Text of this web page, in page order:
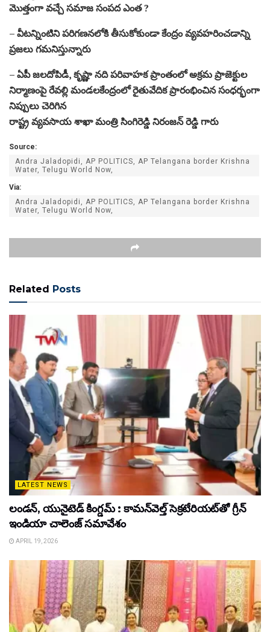
మొత్తంగా వచ్చే సమాజ సంపద ఎంత ?
– వీటన్నింటిని పరిగణనలోకి తీసుకోకుండా కేంద్రం వ్యవహరించడాన్ని
ప్రజలు గమనిస్తున్నారు
– ఏపీ జలదోపిడీ, కృష్ణా నది పరివాహక ప్రాంతంలో అక్రమ ప్రాజెక్టుల
నిర్మాణంపై రేవల్లి మండలకేంద్రంలో రైతువేదిక ప్రారంభించిన సంధర్భంగా
నిప్పులు చెరిగిన
రాష్ట్ర వ్యవసాయ శాఖా మంత్రి సింగిరెడ్డి నిరంజన్ రెడ్డి గారు
Source:
Andra Jaladopidi, AP POLITICS, AP Telangana border Krishna
Water, Telugu World Now,
Via:
Andra Jaladopidi, AP POLITICS, AP Telangana border Krishna
Water, Telugu World Now,
Related Posts
LATEST NEWS
లండన్, యునైటెడ్ కింగ్డమ్ : కామన్‌వెల్త్ సెక్రటేరియట్‌తో గ్రీన్
ఇండియా చాలెంజ్ సమావేశం
APRIL 19, 2026